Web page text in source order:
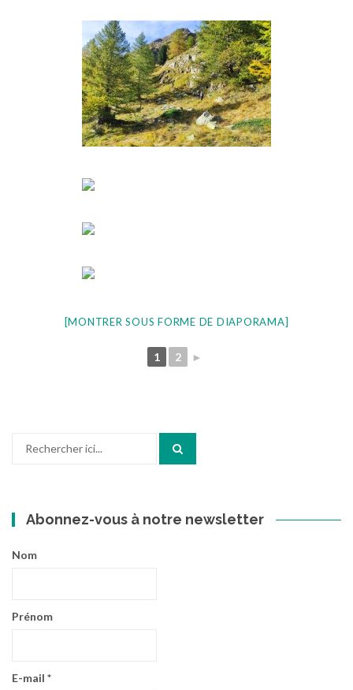
[MONTRER SOUS FORME DE DIAPORAMA]
1 2 ►
Abonnez-vous à notre newsletter
Nom
Prénom
E-mail *